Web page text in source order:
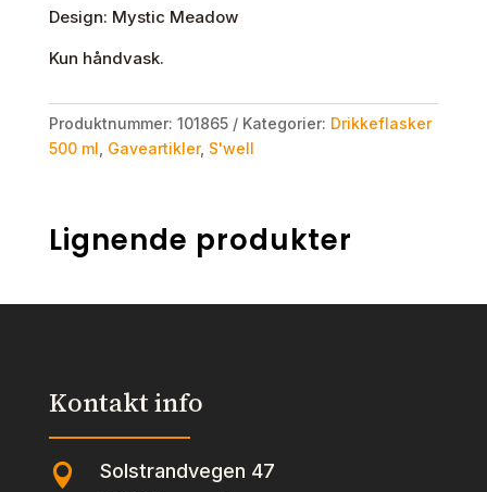
Design: Mystic Meadow
Kun håndvask.
Produktnummer: 101865 Kategorier: Drikkeflasker
500 ml Gaveartikler, S'well
Lignende produkter
Kontakt info
 Solstrandvegen 47